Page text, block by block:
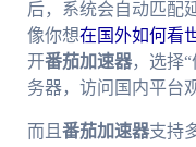
后，系统会自动匹配
像你想在国外如何看
开番茄加速器，选择
务器，访问国内平台
而且 番茄加速器支持